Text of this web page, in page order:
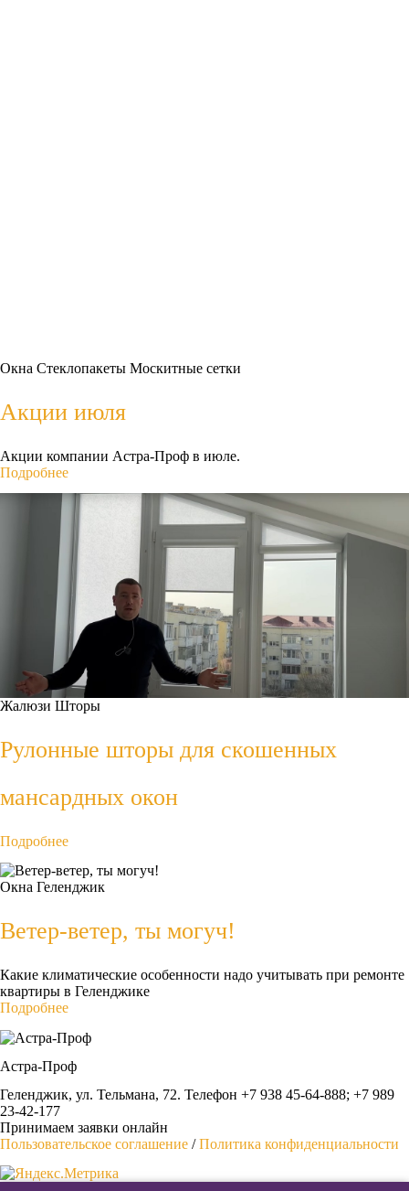
Окна Стеклопакеты Москитные сетки
Акции июля
Акции компании Астра-Проф в июле.
Подробнее
Жалюзи Шторы
Рулонные шторы для скошенных
мансардных окон
Подробнее
Окна Геленджик
Ветер-ветер, ты могуч!
Какие климатические особенности надо учитывать при ремонте
квартиры в Геленджике
Подробнее
Астра-Проф
Геленджик, ул. Тельмана, 72. Телефон +7 938 45-64-888; +7 989
23-42-177
Принимаем заявки онлайн
Пользовательское соглашение /Политика конфиденциальности